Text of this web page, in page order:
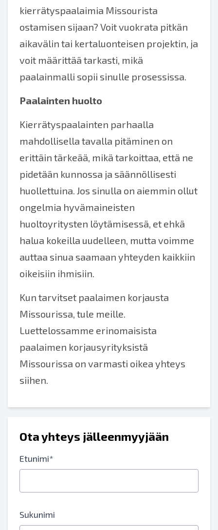
kierrätyspaalaimia Missourista
ostamisen sijaan? Voit vuokrata pitkän
aikavälin tai kertaluonteisen projektin, ja
voit määrittää tarkasti, mikä
paalainmalli sopii sinulle prosessissa.
Paalainten huolto
Kierrätyspaalainten parhaalla
mahdollisella tavalla pitäminen on
erittäin tärkeää, mikä tarkoittaa, että ne
pidetään kunnossa ja säännöllisesti
huollettuina. Jos sinulla on aiemmin ollut
ongelmia hyvämaineisten
huoltoyritysten löytämisessä, et ehkä
halua kokeilla uudelleen, mutta voimme
auttaa sinua saamaan yhteyden kaikkiin
oikeisiin ihmisiin.
Kun tarvitset paalaimen korjausta
Missourissa, tule meille.
Luettelossamme erinomaisista
paalaimen korjausyrityksistä
Missourissa on varmasti oikea yhteys
siihen.
Ota yhteys jälleenmyyjään
Etunimi*
Sukunimi